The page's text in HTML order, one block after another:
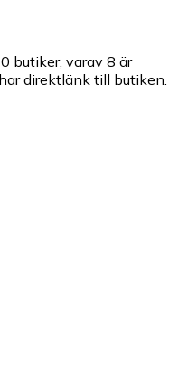
butiker, varav 8 är
direktlänk till butiken.